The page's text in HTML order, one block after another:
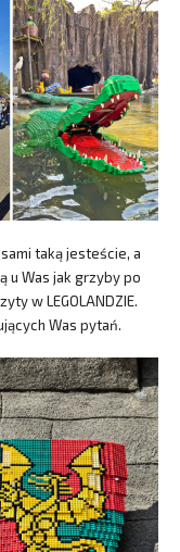
taką jesteście, a
u Was jak grzyby po
w LEGOLANDZIE.
Was pytań.